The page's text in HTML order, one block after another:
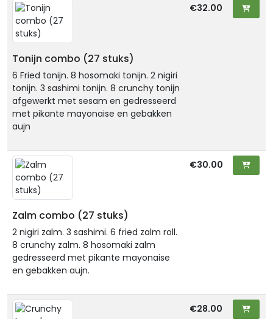
Tonijn combo (27 stuks)
6 Fried tonijn. 8 hosomaki tonijn. 2 nigiri
tonijn. 3 sashimi tonijn. 8 crunchy tonijn
afgewerkt met sesam en gedresseerd
met pikante mayonaise en gebakken
aujn
€32.00
Zalm combo (27 stuks)
2 nigiri zalm. 3 sashimi. 6 fried zalm roll.
8 crunchy zalm. 8 hosomaki zalm
gedresseerd met pikante mayonaise
en gebakken aujn.
€30.00
€28.00